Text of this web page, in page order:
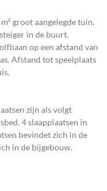
groot aangelegde tuin.
in de buurt.
op een afstand van
Afstand tot speelplaats
zijn als volgt
4 slaapplaatsen in
bevindet zich in de
in de bijgebouw.